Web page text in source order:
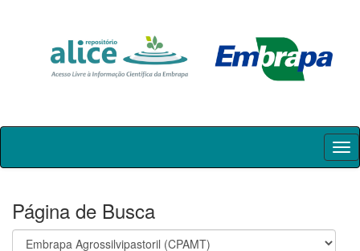
Skip
Página de Busca